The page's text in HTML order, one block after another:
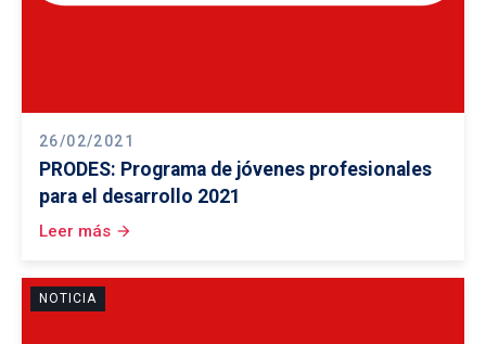
26/02/2021
PRODES: Programa de jóvenes profesionales
para el desarrollo 2021
Leer más arrow_forward
NOTICIA